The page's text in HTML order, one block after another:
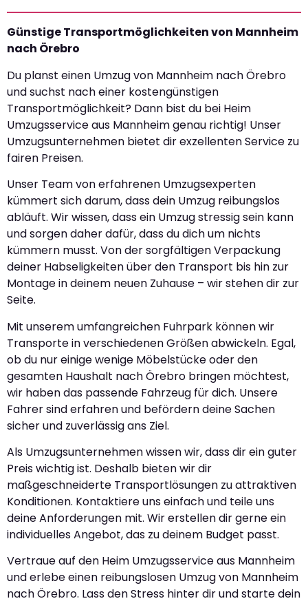
Günstige Transportmöglichkeiten von Mannheim
nach Örebro
Du planst einen Umzug von Mannheim nach Örebro
und suchst nach einer kostengünstigen
Transportmöglichkeit? Dann bist du bei Heim
Umzugsservice aus Mannheim genau richtig! Unser
Umzugsunternehmen bietet dir exzellenten Service zu
fairen Preisen.
Unser Team von erfahrenen Umzugsexperten
kümmert sich darum, dass dein Umzug reibungslos
abläuft. Wir wissen, dass ein Umzug stressig sein kann
und sorgen daher dafür, dass du dich um nichts
kümmern musst. Von der sorgfältigen Verpackung
deiner Habseligkeiten über den Transport bis hin zur
Montage in deinem neuen Zuhause – wir stehen dir zur
Seite.
Mit unserem umfangreichen Fuhrpark können wir
Transporte in verschiedenen Größen abwickeln. Egal,
ob du nur einige wenige Möbelstücke oder den
gesamten Haushalt nach Örebro bringen möchtest,
wir haben das passende Fahrzeug für dich. Unsere
Fahrer sind erfahren und befördern deine Sachen
sicher und zuverlässig ans Ziel.
Als Umzugsunternehmen wissen wir, dass dir ein guter
Preis wichtig ist. Deshalb bieten wir dir
maßgeschneiderte Transportlösungen zu attraktiven
Konditionen. Kontaktiere uns einfach und teile uns
deine Anforderungen mit. Wir erstellen dir gerne ein
individuelles Angebot, das zu deinem Budget passt.
Vertraue auf den Heim Umzugsservice aus Mannheim
und erlebe einen reibungslosen Umzug von Mannheim
nach Örebro. Lass den Stress hinter dir und starte dein